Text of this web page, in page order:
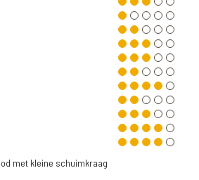
met kleine schuimkraag